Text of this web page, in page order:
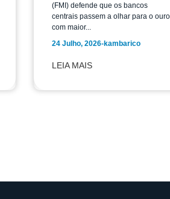
(FMI) defende que os bancos
centrais passem a olhar para o ouro
com maior...
24 Julho, 2026 kambarico
LEIA MAIS